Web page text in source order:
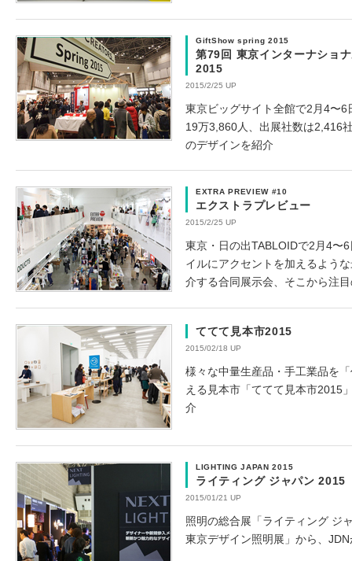
GiftShow spring 2015
第79回 東京インターナショ
2015
2015/2/25 UP
東京ビッグサイト全館で2月4〜
19万3,860人、出展社数は2,416
のデザインを紹介
EXTRA PREVIEW #10
エクストラプレビュー
2015/2/25 UP
東京・日の出TABLOIDで2月4〜
イルにアクセントを加えるよう
介する合同展示会、そこから注
ててて見本市2015
2015/02/18 UP
様々な中量生産品・手工業品を
える見本市「ててて見本市2015
介
LIGHTING JAPAN 2015
ライティング ジャパン 2015
2015/01/21 UP
照明の総合展「ライティング ジ
東京デザイン照明展」から、